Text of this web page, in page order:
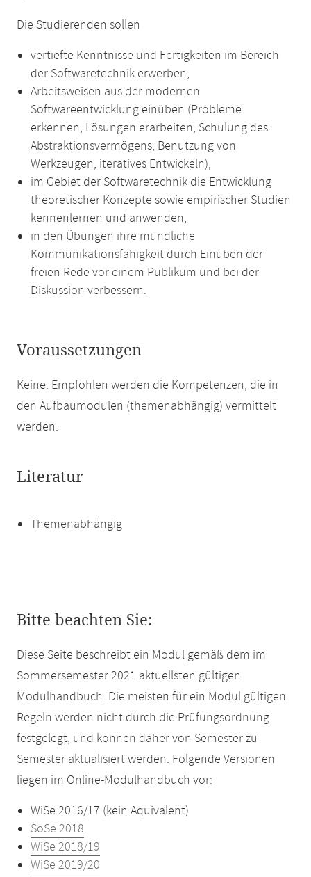
Die Studierenden sollen
vertiefte Kenntnisse und Fertigkeiten im Bereich
der Softwaretechnik erwerben,
Arbeitsweisen aus der modernen
Softwareentwicklung einüben (Probleme
erkennen, Lösungen erarbeiten, Schulung des
Abstraktionsvermögens, Benutzung von
Werkzeugen, iteratives Entwickeln),
im Gebiet der Softwaretechnik die Entwicklung
theoretischer Konzepte sowie empirischer Studien
kennenlernen und anwenden,
in den Übungen ihre mündliche
Kommunikationsfähigkeit durch Einüben der
freien Rede vor einem Publikum und bei der
Diskussion verbessern.
Voraussetzungen
Keine. Empfohlen werden die Kompetenzen, die in
den Aufbaumodulen (themenabhängig) vermittelt
werden.
Literatur
Themenabhängig
Bitte beachten Sie:
Diese Seite beschreibt ein Modul gemäß dem im
Sommersemester 2021 aktuellsten gültigen
Modulhandbuch. Die meisten für ein Modul gültigen
Regeln werden nicht durch die Prüfungsordnung
festgelegt, und können daher von Semester zu
Semester aktualisiert werden. Folgende Versionen
liegen im Online-Modulhandbuch vor:
WiSe 2016/17 (kein Äquivalent)
SoSe 2018
WiSe 2018/19
WiSe 2019/20